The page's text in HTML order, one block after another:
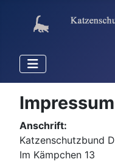
Impressum
Anschrift:
Katzenschutzbund
Im Kämpchen 13